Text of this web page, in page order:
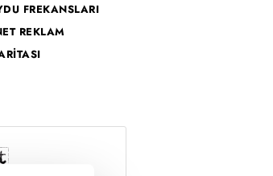
FREKANSLARI
REKLAM